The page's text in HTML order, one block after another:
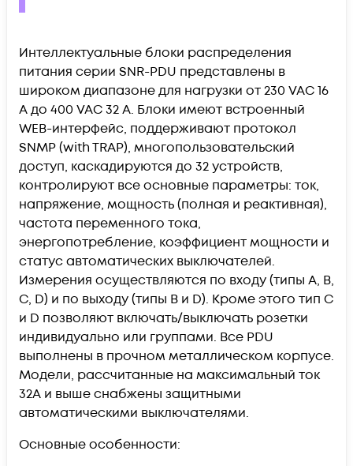
Интеллектуальные блоки распределения
питания серии SNR-PDU представлены в
широком диапазоне для нагрузки от 230 VAC 16
A до 400 VAC 32 A. Блоки имеют встроенный
WEB-интерфейс, поддерживают протокол
SNMP (with TRAP), многопользовательский
доступ, каскадируются до 32 устройств,
контролируют все основные параметры: ток,
напряжение, мощность (полная и реактивная),
частота переменного тока,
энергопотребление, коэффициент мощности и
статус автоматических выключателей.
Измерения осуществляются по входу (типы A, B,
C, D) и по выходу (типы B и D). Кроме этого тип С
и D позволяют включать/выключать розетки
индивидуально или группами. Все PDU
выполнены в прочном металлическом корпусе.
Модели, рассчитанные на максимальный ток
32А и выше снабжены защитными
автоматическими выключателями.
Основные особенности: